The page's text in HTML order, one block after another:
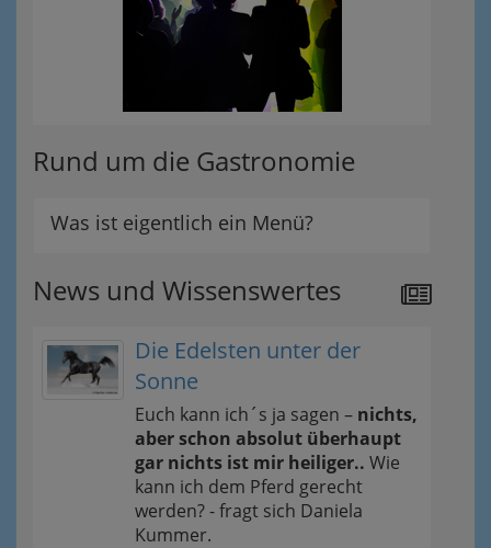
Rund um die Gastronomie
Was ist eigentlich ein Menü?
News und Wissenswertes
Die Edelsten unter der
Sonne
Euch kann ich´s ja sagen – nichts,
aber schon absolut überhaupt
gar nichts ist mir heiliger.. Wie
kann ich dem Pferd gerecht
werden? - fragt sich Daniela
Kummer.